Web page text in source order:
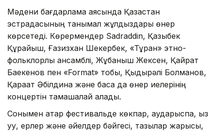
Мəдени бағдарлама аясында Қазақстан
эстрадасының танымал жұлдыздары өнер
көрсетеді. Көрермендер Sadraddin, Қазыбек
Құрайыш, Ғазизхан Шекербек, «Тұран» этно-
фольклорлық ансамблі, Жұбаныш Жексен, Қайрат
Баекенов пен «Format» тобы, Қыдырəлі Болманов,
Қарақат Əбілдина жəне басқа да өнер иелерінің
концертін тамашалай алады.
Сонымен қатар фестивальде көкпар, аударыспақ, қыз
қуу, ерлер жəне əйелдер бəйгесі, тазылар жарысы,